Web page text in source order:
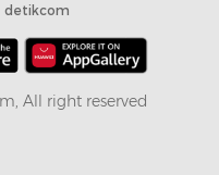
detikcom
All right reserved